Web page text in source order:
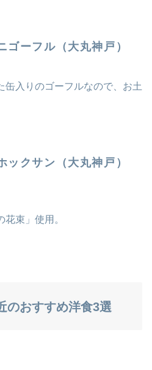
ーフル（大丸神戸）
缶入りのゴーフルなので、お土
クサン（大丸神戸）
束」使用。
のおすすめ洋食3選